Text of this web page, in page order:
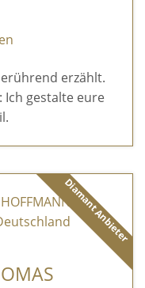
erzählt.
Ich gestalte eure
Diamant Anbieter